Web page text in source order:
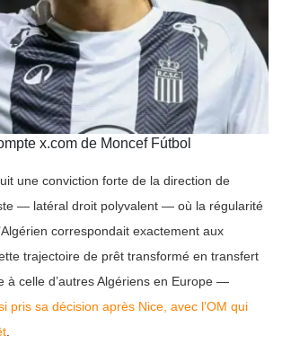
x.com de Moncef Fútbol
une conviction forte de la direction de
— latéral droit polyvalent — où la régularité
correspondait exactement aux
trajectoire de prêt transformé en transfert
à celle d’autres Algériens en Europe —
pris sa décision après Nice, avec l’OM qui